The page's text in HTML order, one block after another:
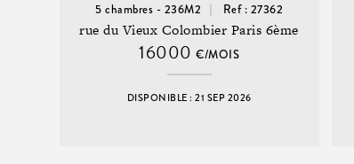
5 chambres - 236M2 Ref : 27362
rue du Vieux Colombier Paris 6ème
16000€/MOIS
DISPONIBLE : 21 SEP 2026